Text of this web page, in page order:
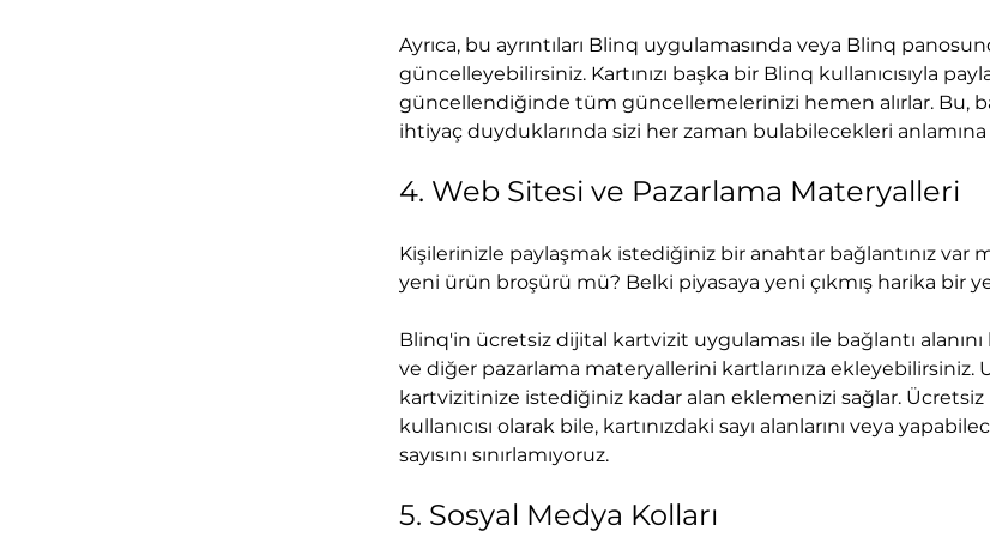
Ayrıca, bu ayrıntıları Blinq uygulamasında veya Blinq
güncelleyebilirsiniz. Kartınızı başka bir Blinq kullanıcısıyla
güncellendiğinde tüm güncellemelerinizi hemen alırlar. Bu,
ihtiyaç duyduklarında sizi her zaman bulabilecekleri anlamına
4. Web Sitesi ve Pazarlama Materyalleri
Kişilerinizle paylaşmak istediğiniz bir anahtar bağlantınız var
yeni ürün broşürü mü? Belki piyasaya yeni çıkmış harika bir
Blinq'in ücretsiz dijital kartvizit uygulaması ile bağlantı
ve diğer pazarlama materyallerini kartlarınıza ekleyebilirsiniz.
kartvizitinize istediğiniz kadar alan eklemenizi sağlar.
kullanıcısı olarak bile, kartınızdaki sayı alanlarını veya
sayısını sınırlamıyoruz.
5. Sosyal Medya Kolları